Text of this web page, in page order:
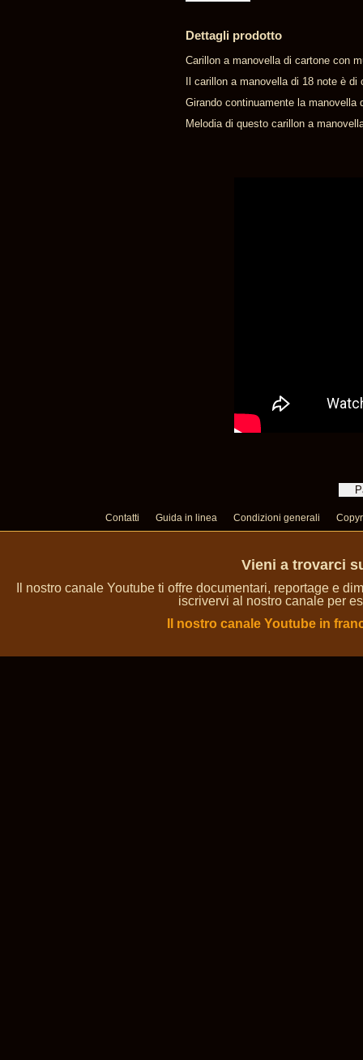
Dettagli prodotto
Carillon a manovella di cartone con
Il carillon a manovella di 18 note è
Girando continuamente la
Melodia di questo carillon a
Contatti Guida in linea Condizioni generali
Vieni a trovarci
Il nostro canale Youtube ti offre documentari, reportage e
iscrivervi al nostro canale per
Il nostro canale Youtube in